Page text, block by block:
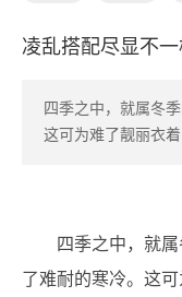
凌乱搭配尽显不一
四季之中，就属冬
这可为难了靓丽衣
四季之中，就
了难耐的寒冷。这